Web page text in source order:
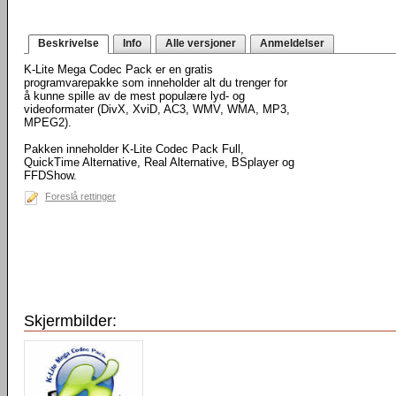
Beskrivelse Info Alle versjoner Anmeldelser
K-Lite Mega Codec Pack er en gratis
programvarepakke som inneholder alt du trenger for
å kunne spille av de mest populære lyd- og
videoformater (DivX, XviD, AC3, WMV, WMA, MP3,
MPEG2).
Pakken inneholder K-Lite Codec Pack Full,
QuickTime Alternative, Real Alternative, BSplayer og
FFDShow.
Foreslå rettinger
Skjermbilder: